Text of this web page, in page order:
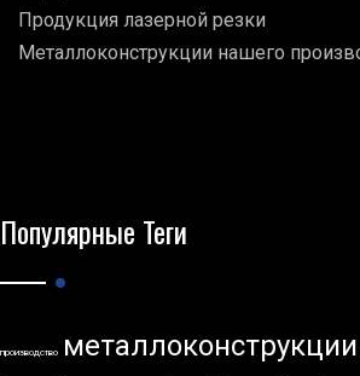
Продукция лазерной резки
Металлоконструкции нашего
Популярные Теги
производство металлоконструкции